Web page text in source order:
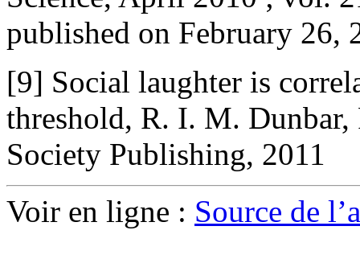
published on February 26,
[9] Social laughter is
threshold, R. I. M. Dunbar,
Society Publishing, 2011
Voir en ligne : Source de